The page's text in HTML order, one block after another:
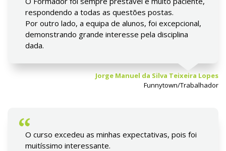
respondendo a todas as questões postas.
Por outro lado, a equipa de alunos, foi excepcional,
demonstrando grande interesse pela disciplina
dada.
Jorge Manuel da Silva Teixeira Lopes
Funnytown/Trabalhador
O curso excedeu as minhas expectativas, pois foi
muitíssimo interessante.